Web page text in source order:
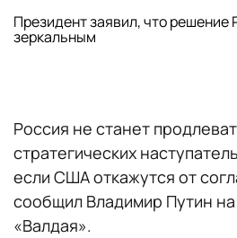
Президент заявил, что решение
зеркальным
Россия не станет
стратегических
если США откажутся от
сообщил Владимир Путин
«Валдая».